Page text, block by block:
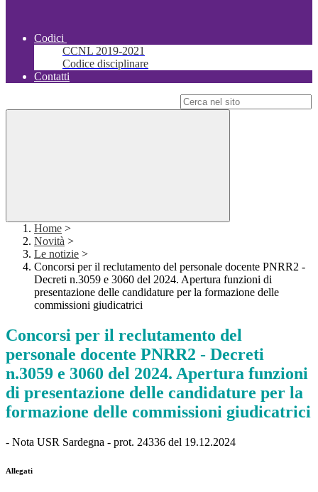
Codici
CCNL 2019-2021
Codice disciplinare
Contatti
Home >
Novità >
Le notizie >
Concorsi per il reclutamento del personale docente PNRR2 -
Decreti n.3059 e 3060 del 2024. Apertura funzioni di
presentazione delle candidature per la formazione delle
commissioni giudicatrici
Concorsi per il reclutamento del
personale docente PNRR2 - Decreti
n.3059 e 3060 del 2024. Apertura funzioni
di presentazione delle candidature per la
formazione delle commissioni giudicatrici
- Nota USR Sardegna - prot. 24336 del 19.12.2024
Allegati